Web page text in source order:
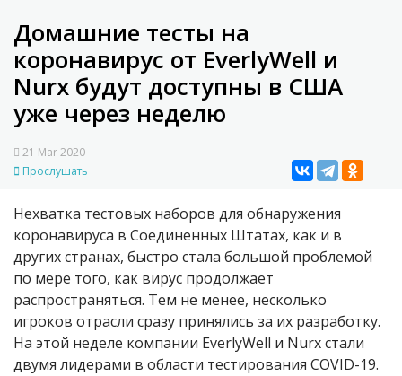
Домашние тесты на
коронавирус от EverlyWell и
Nurx будут доступны в США
уже через неделю
21 Mar 2020
Прослушать
Нехватка тестовых наборов для обнаружения
коронавируса в Соединенных Штатах, как и в
других странах, быстро стала большой проблемой
по мере того, как вирус продолжает
распространяться. Тем не менее, несколько
игроков отрасли сразу принялись за их разработку.
На этой неделе компании EverlyWell и Nurx стали
двумя лидерами в области тестирования COVID-19.